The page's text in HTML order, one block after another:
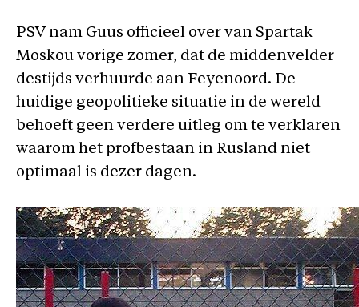
PSV nam Guus officieel over van Spartak
Moskou vorige zomer, dat de middenvelder
destijds verhuurde aan Feyenoord. De
huidige geopolitieke situatie in de wereld
behoeft geen verdere uitleg om te verklaren
waarom het profbestaan in Rusland niet
optimaal is dezer dagen.